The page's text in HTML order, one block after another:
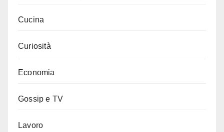
Cucina
Curiosità
Economia
Gossip e TV
Lavoro